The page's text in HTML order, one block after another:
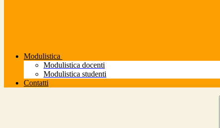
Modulistica
Modulistica docenti
Modulistica studenti
Contatti